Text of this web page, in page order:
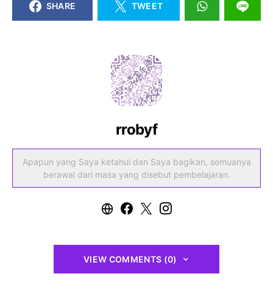
SHARE TWEET
rrobyf
Apapun yang Saya ketahui dan Saya bagikan, semuanya
berawal dari masa yang disebut pembelajaran.
VIEW COMMENTS (0)